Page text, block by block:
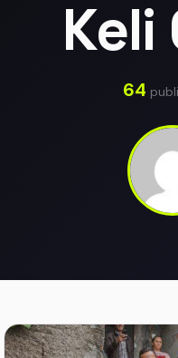
Keli
64